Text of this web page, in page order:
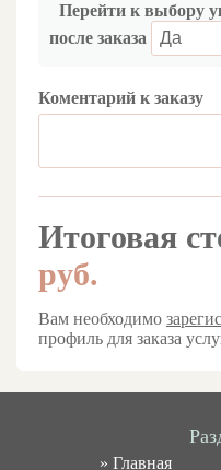
Перейти к выбору
после заказа
Коментарий к заказу
Итоговая
руб.
Вам необходимо
профиль для заказа
» Главная